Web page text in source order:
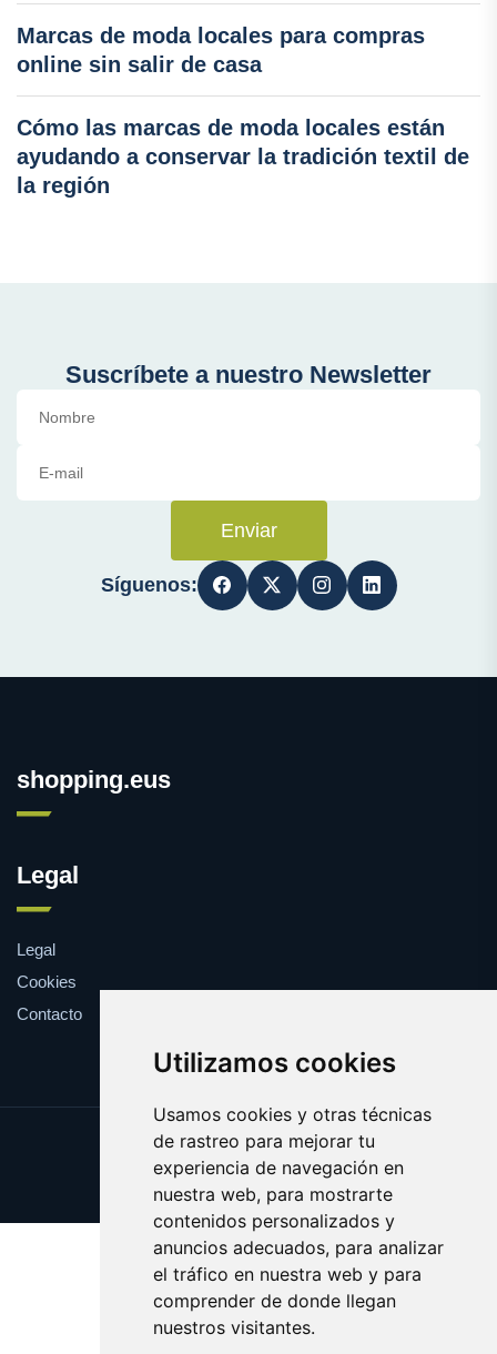
Utilizamos cookies
Usamos cookies y otras técnicas
de rastreo para mejorar tu
experiencia de navegación en
nuestra web, para mostrarte
contenidos personalizados y
anuncios adecuados, para analizar
el tráfico en nuestra web y para
comprender de donde llegan
nuestros visitantes.
Marcas de moda locales para compras
online sin salir de casa
Cómo las marcas de moda locales están
ayudando a conservar la tradición textil de
la región
Suscríbete a nuestro Newsletter
Enviar
Síguenos:
shopping.eus
Legal
Legal
Cookies
Contacto
Update cookies preferences
Copyright © 2025 shopping.eus